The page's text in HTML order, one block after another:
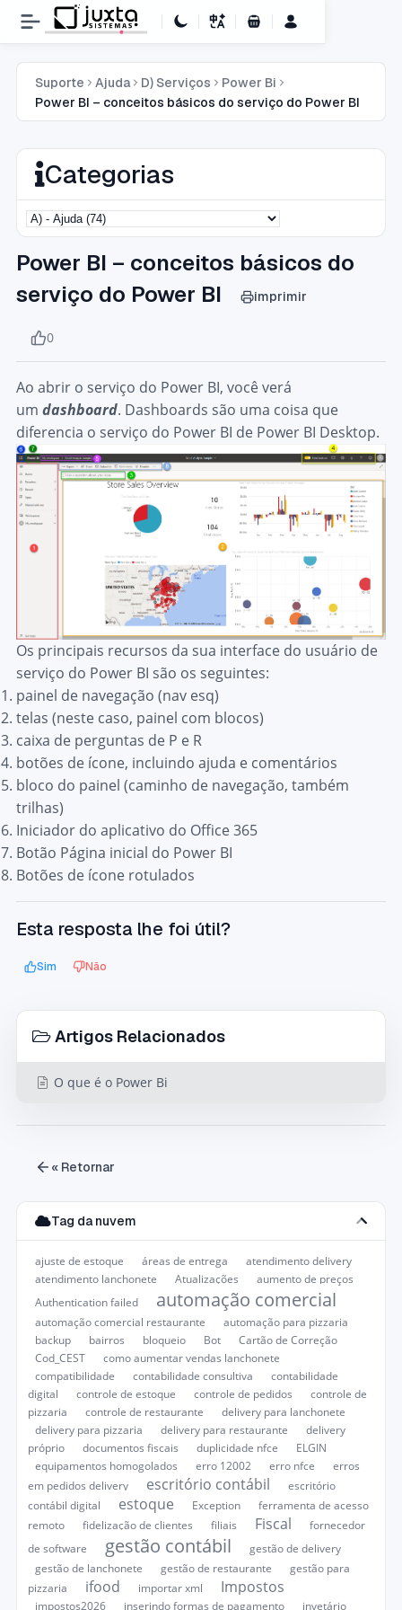
Carrinho de Compras
Suporte Ajuda D) Serviços
Power Bi
Power BI – conceitos básicos do serviço do Power BI
Categorias
Power BI – conceitos básicos do
serviço do Power BI
imprimir
0
Ao abrir o serviço do Power BI, você verá
um dashboard. Dashboards são uma coisa que
diferencia o serviço do Power BI de Power BI Desktop.
Os principais recursos da sua interface do usuário de
serviço do Power BI são os seguintes:
painel de navegação (nav esq)
telas (neste caso, painel com blocos)
caixa de perguntas de P e R
botões de ícone, incluindo ajuda e comentários
bloco do painel (caminho de navegação, também
trilhas)
Iniciador do aplicativo do Office 365
Botão Página inicial do Power BI
Botões de ícone rotulados
Esta resposta lhe foi útil?
Sim Não
Artigos Relacionados
O que é o Power Bi
« Retornar
Tag da nuvem
ajuste de estoque áreas de entrega
atendimento delivery
atendimento lanchonete
Atualizações
aumento de preços
Authentication failed
automação comercial
automação comercial restaurante
automação para pizzaria
backup
bairros bloqueio Bot
Cartão de Correção
Cod_CEST
como aumentar vendas lanchonete
compatibilidade
contabilidade consultiva
contabilidade
digital
controle de estoque controle de pedidos
controle de
pizzaria
controle de restaurante
delivery para lanchonete
delivery para pizzaria
delivery para restaurante
delivery
próprio
documentos fiscais duplicidade nfce
ELGIN
equipamentos homogolados
erro 12002 erro nfce
erros
em pedidos delivery
escritório contábil
escritório
contábil digital
estoque Exception
ferramenta de acesso
remoto
fidelização de clientes filiais Fiscal
fornecedor
de software
gestão contábil
gestão de delivery
gestão de lanchonete
gestão de restaurante
gestão para
pizzaria
ifood importar xml Impostos
impostos2026 inserindo formas de pagamento invetário